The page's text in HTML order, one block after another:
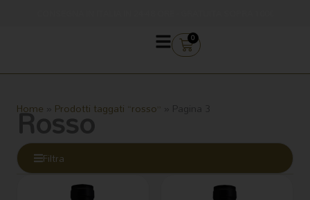
0
CARRELLO
Home Prodotti taggati “rosso”
Rosso
Filtra